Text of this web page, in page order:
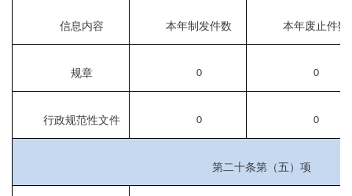
信息内容 本年制发件数 本年废止件数
规章 0 0
行政规范性文件 0 0
第二十条第（五）项